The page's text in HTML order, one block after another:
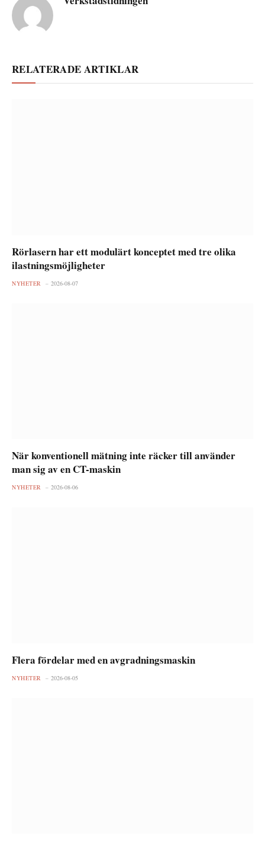
RELATERADE ARTIKLAR
Rörlasern har ett modulärt konceptet med tre olika
ilastningsmöjligheter
NYHETER 2026-08-07
När konventionell mätning inte räcker till använder
man sig av en CT-maskin
NYHETER 2026-08-06
Flera fördelar med en avgradningsmaskin
NYHETER 2026-08-05